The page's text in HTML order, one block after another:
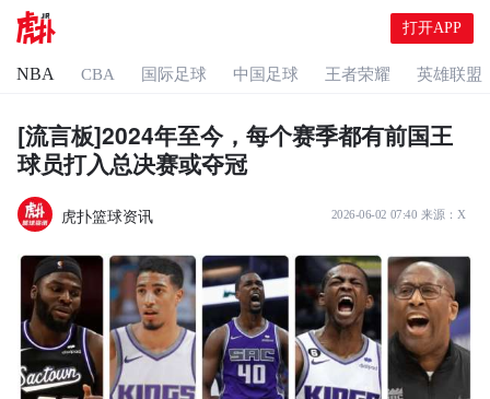
打开APP
NBA CBA 国际足球 中国足球 王者荣耀 英雄联盟
[流言板]2024年至今，每个赛季都有前国王
球员打入总决赛或夺冠
虎扑篮球资讯 2026-06-02 07:40 来源： X